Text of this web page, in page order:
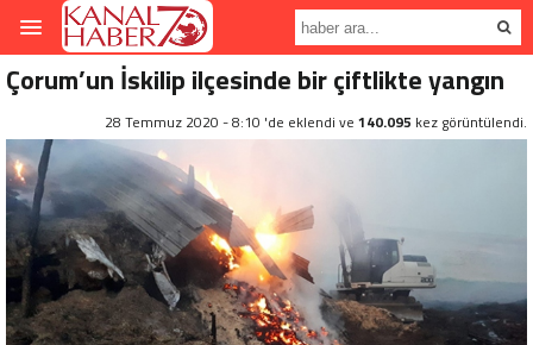
Çorum’un İskilip ilçesinde bir çiftlikte yangın
28 Temmuz 2020 - 8:10 'de eklendi ve 140.095 kez görüntülendi.